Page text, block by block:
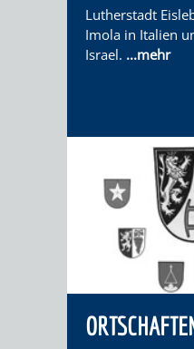
BILDUNG
Lutherstadt
Imola in Italien
Israel. ...mehr